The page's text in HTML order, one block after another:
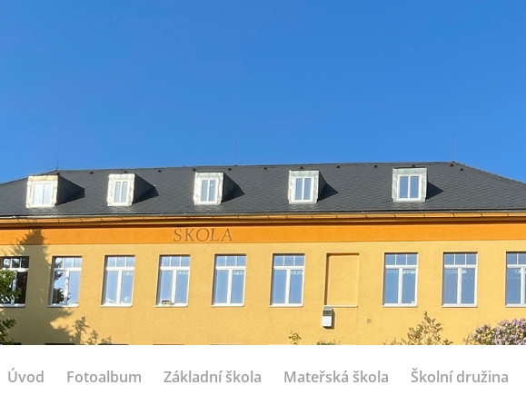
Úvod Fotoalbum Základní škola Mateřská škola Školní družina